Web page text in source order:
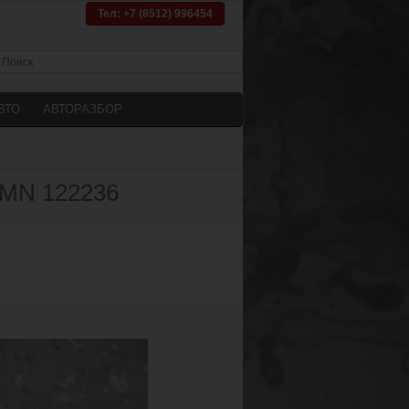
Тел: +7 (8512) 996454
АВТОРАЗБОР
122236